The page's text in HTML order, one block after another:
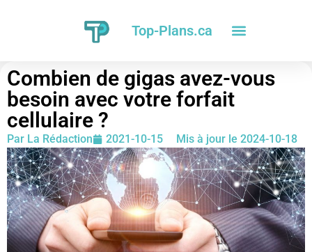
Top-Plans.ca
Combien de gigas avez-vous
besoin avec votre forfait
cellulaire ?
Par La Rédaction 2021-10-15 Mis à jour le 2024-10-18